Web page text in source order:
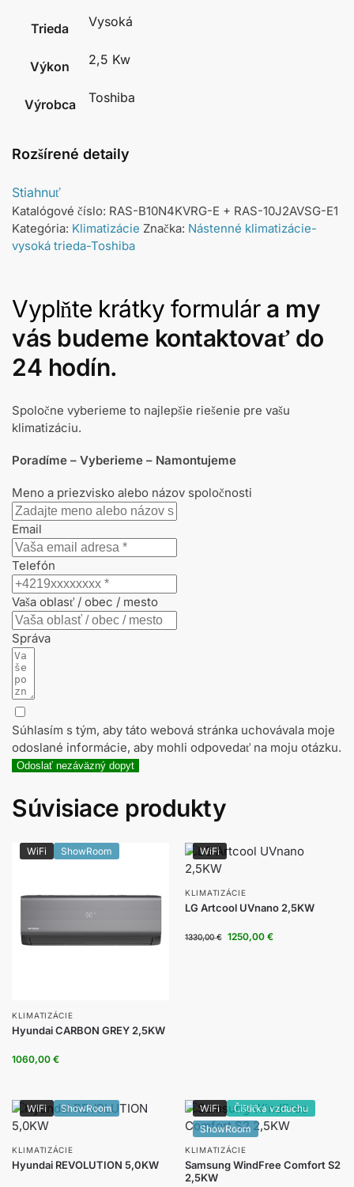
Trieda Vysoká
Výkon 2,5 Kw
Výrobca Toshiba
Rozšírené detaily
Stiahnuť
Katalógové číslo: RAS-B10N4KVRG-E + RAS-10J2AVSG-E1
Kategória: Klimatizácie Značka: Nástenné klimatizácie-
vysoká trieda-Toshiba
Vyplňte krátky formulára my
vás budeme kontaktovať do
24 hodín.
Spoločne vyberieme to najlepšie riešenie pre vašu
klimatizáciu.
Poradíme – Vyberieme – Namontujeme
Meno a priezvisko alebo názov spoločnosti
Email
Telefón
Vaša oblasť / obec / mesto
Správa
Súhlasím s tým, aby táto webová stránka uchovávala moje
odoslané informácie, aby mohli odpovedať na moju otázku.
Odoslať nezáväzný dopyt
Súvisiace produkty
WiFi ShowRoom
KLIMATIZÁCIE
Hyundai CARBON GREY 2,5KW
1060,00 €
WiFi
KLIMATIZÁCIE
LG Artcool UVnano 2,5KW
1330,00€ 1250,00 €
WiFi ShowRoom
KLIMATIZÁCIE
Hyundai REVOLUTION 5,0KW
WiFi
Čištička vzduchu
ShowRoom
KLIMATIZÁCIE
Samsung WindFree Comfort S2
2,5KW